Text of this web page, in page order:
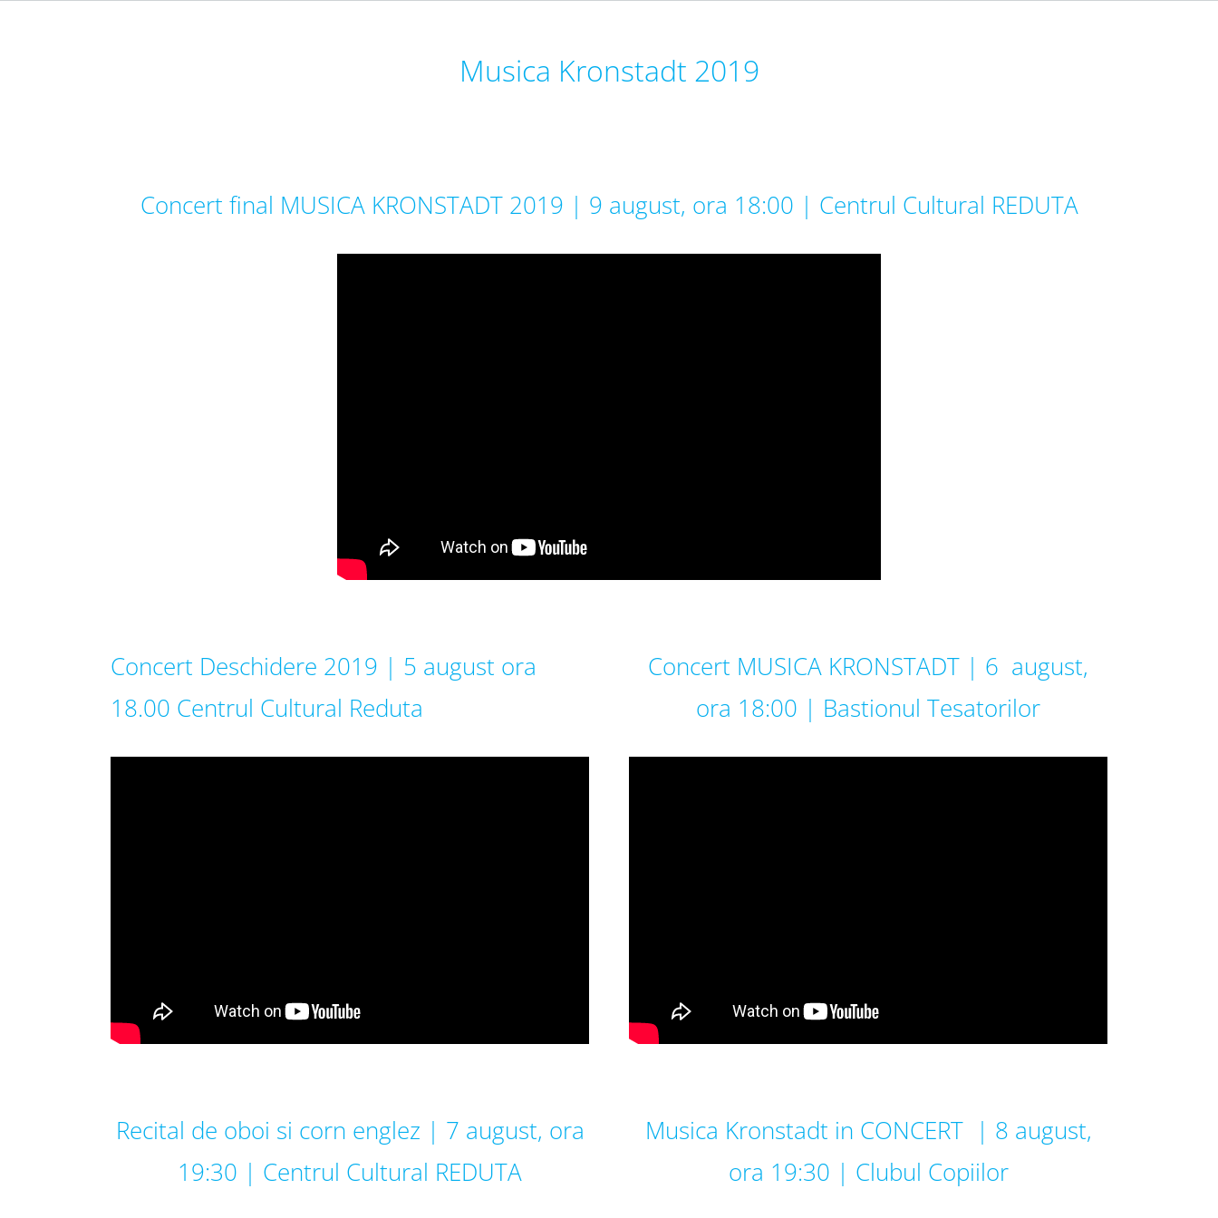
Musica Kronstadt 2019
Concert final MUSICA KRONSTADT 2019 | 9 august, ora 18:00 | Centrul Cultural REDUTA
Concert Deschidere 2019 | 5 august ora
18.00 Centrul Cultural Reduta
Concert MUSICA KRONSTADT | 6 august,
ora 18:00 | Bastionul Tesatorilor
Recital de oboi si corn englez | 7 august, ora
19:30 | Centrul Cultural REDUTA
Musica Kronstadt in CONCERT | 8 august,
ora 19:30 | Clubul Copiilor